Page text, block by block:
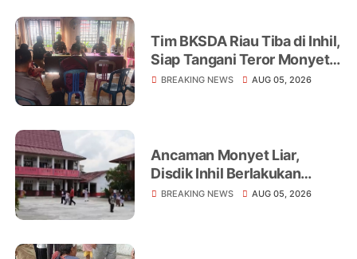
Tim BKSDA Riau Tiba di Inhil,
Siap Tangani Teror Monyet
Liar yang Telah Melukai 18
BREAKING NEWS AUG 05, 2026
Ancaman Monyet Liar,
Disdik Inhil Berlakukan
Belajar dari Rumah di
BREAKING NEWS AUG 05, 2026